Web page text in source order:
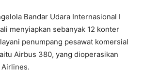
Bandar Udara Internasional I
menyiapkan sebanyak 12 konter
penumpang pesawat komersial
Airbus 380, yang dioperasikan
Airlines.